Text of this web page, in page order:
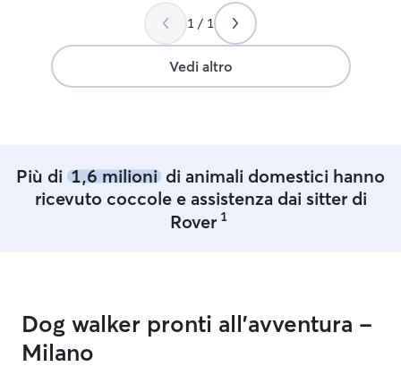
1 / 1
Vedi altro
Più di 1,6 milioni di animali domestici hanno
ricevuto coccole e assistenza dai sitter di
Rover 1
Dog walker pronti all'avventura -
Milano